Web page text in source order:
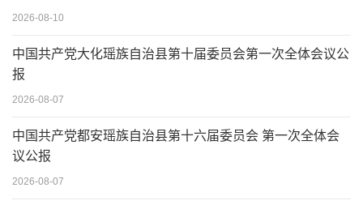
2026-08-10
中国共产党大化瑶族自治县第十届委员会第一次全体会议公
报
2026-08-07
中国共产党都安瑶族自治县第十六届委员会 第一次全体会
议公报
2026-08-07